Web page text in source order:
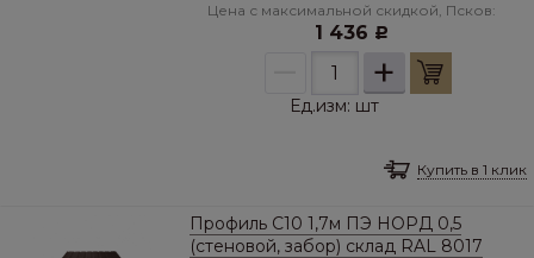
Цена с максимальной скидкой, Псков:
1 436 Р
+
Ед.изм: шт
Купить в 1 клик
Профиль C10 1,7м ПЭ НОРД 0,5
(стеновой, забор) склад RAL 8017